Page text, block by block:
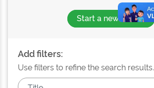
Start a new search
Add filters:
Use filters to refine the search results.